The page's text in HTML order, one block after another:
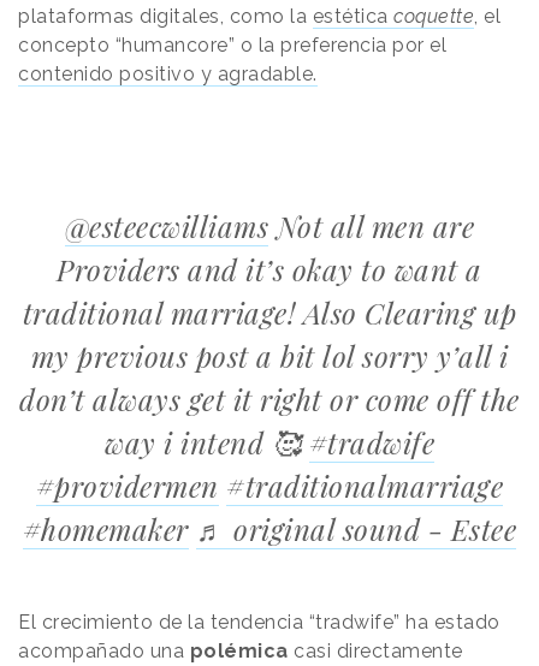
plataformas digitales, como la estética coquette , el
concepto “humancore” o la preferencia por el
contenido positivo y agradable.
@esteecwilliamsNot all men are
Providers and it’s okay to want a
traditional marriage! Also Clearing up
my previous post a bit lol sorry y’all i
don’t always get it right or come off the
way i intend 🥰#tradwife
#providermen #traditionalmarriage
#homemaker ♬ original sound - Estee
El crecimiento de la tendencia “tradwife” ha estado
acompañado una polémica casi directamente